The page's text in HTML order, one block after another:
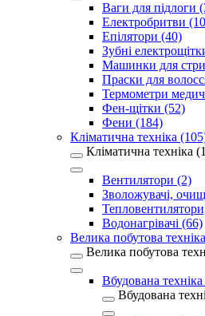
Ваги для підлоги
Електробритви
Епілятори (40)
Зубні
Машинки для
Праски для
Термометри
Фен-щітки (52)
Фени (184)
Кліматична техніка
Кліматична техніка
Вентилятори (2)
Зволожувачі,
Водонагрівачі (66)
Велика побутова
Велика побутова
Вбудована
Вбудована